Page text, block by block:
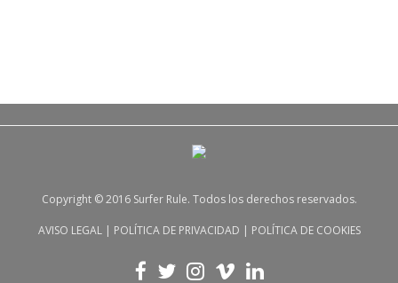
Copyright © 2016 Surfer Rule. Todos los derechos reservados.
AVISO LEGAL| POLÍTICA DE PRIVACIDAD | POLÍTICA DE COOKIES